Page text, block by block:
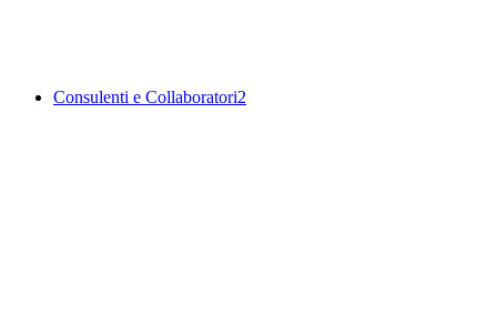
Consulenti e Collaboratori2